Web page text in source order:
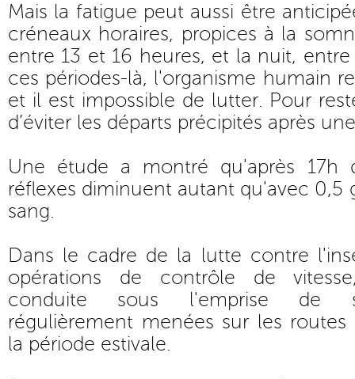
Mais la fatigue peut aussi être
créneaux horaires, propices à la
entre 13 et 16 heures, et la nuit,
ces périodes-là, l'organisme humain
et il est impossible de lutter. Pour
d’éviter les départs précipités après
Une étude a montré qu'après 17h
réflexes diminuent autant qu'avec 0,5
sang.
Dans le cadre de la lutte contre
opérations de contrôle de
conduite sous l'emprise de
régulièrement menées sur les routes
la période estivale.